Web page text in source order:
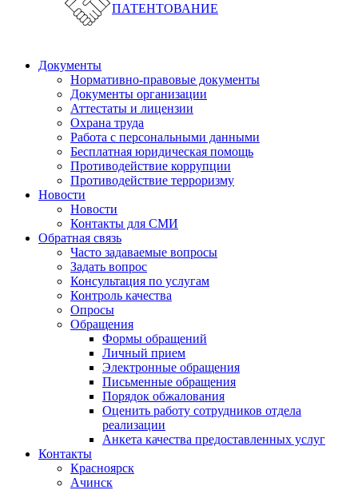
ПАТЕНТОВАНИЕ
Документы
Нормативно-правовые документы
Документы организации
Аттестаты и лицензии
Охрана труда
Работа с персональными данными
Бесплатная юридическая помощь
Противодействие коррупции
Противодействие терроризму
Новости
Новости
Контакты для СМИ
Обратная связь
Часто задаваемые вопросы
Задать вопрос
Консультация по услугам
Контроль качества
Опросы
Обращения
Формы обращений
Личный прием
Электронные обращения
Письменные обращения
Порядок обжалования
Оценить работу сотрудников отдела
реализации
Анкета качества предоставленных услуг
Контакты
Красноярск
Ачинск